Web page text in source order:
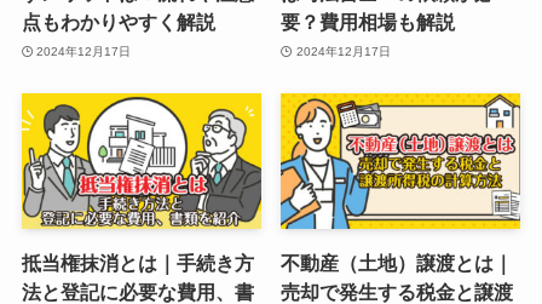
点もわかりやすく解説
2024年12月17日
要？費用相場も解説
2024年12月17日
抵当権抹消とは｜手続き方
法と登記に必要な費用、書
不動産（土地）譲渡とは｜
売却で発生する税金と譲渡